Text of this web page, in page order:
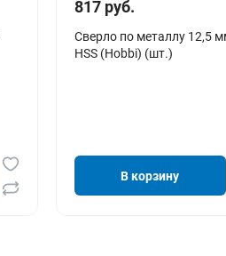
817 руб.
Сверло по металлу 12,5
HSS (Hobbi) (шт.)
В корзину